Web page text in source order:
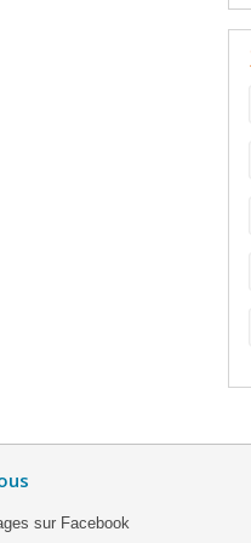
sur Facebook